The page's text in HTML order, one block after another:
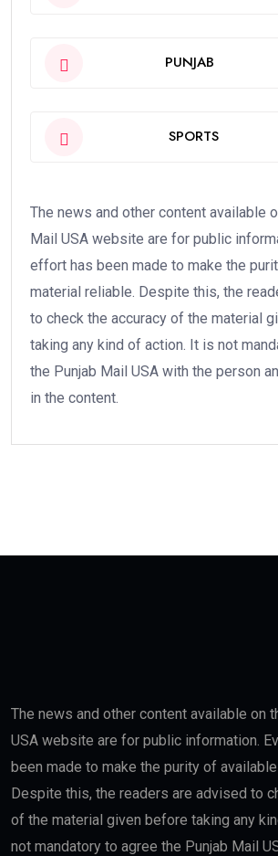
PUNJAB
SPORTS
The news and other content available
Mail USA website are for public
effort has been made to make the
material reliable. Despite this, the
to check the accuracy of the material
taking any kind of action. It is not
the Punjab Mail USA with the person
in the content.
The news and other content available on
USA website are for public information.
been made to make the purity of
Despite this, the readers are advised to
of the material given before taking any
not mandatory to agree the Punjab Mail